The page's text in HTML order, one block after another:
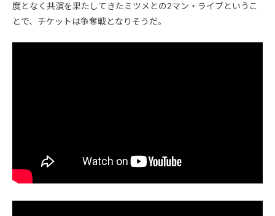
度となく共演を果たしてきたミツメとの2マン・ライブというこ
とで、チケットは争奪戦となりそうだ。